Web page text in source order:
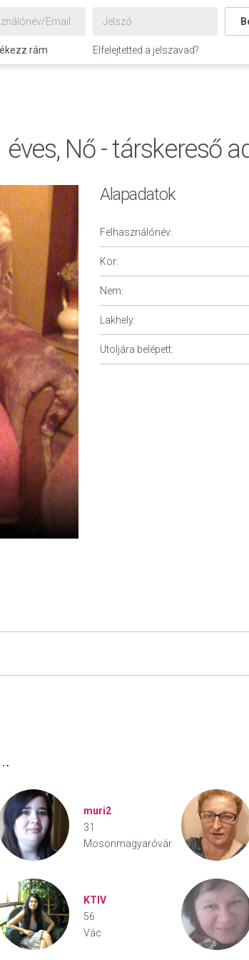
rám Elfelejtetted a jelszavad?
Nő - társkereső
Alapadatok
Felhasználónév:
Kor:
Nem:
Lakhely:
Utoljára belépett:
muri2
31
Mosonmagyaróvár
KTIV
56
Vác